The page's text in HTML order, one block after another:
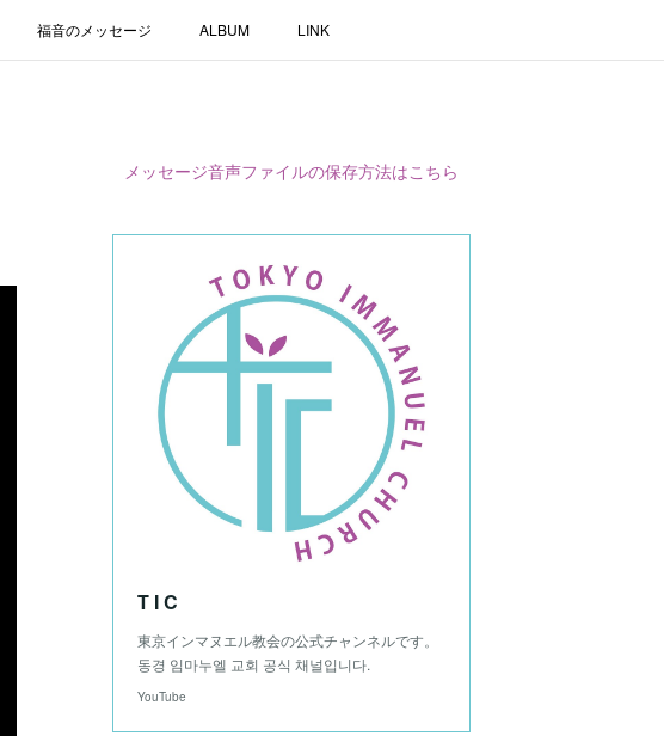
福音のメッセージ ALBUM LINK
メッセージ音声ファイルの保存方法はこちら
T I C
東京インマヌエル教会の公式チャンネルです。
동경 임마누엘 교회 공식 채널입니다.
YouTube